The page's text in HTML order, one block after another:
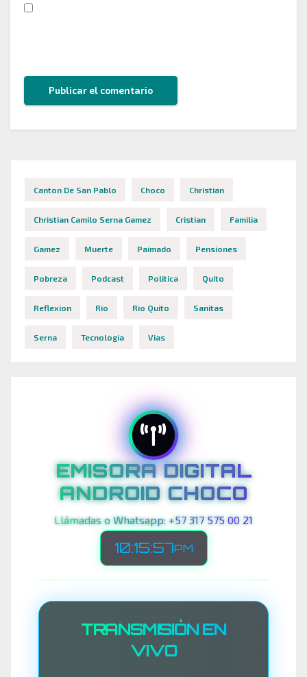
Canton De San Pablo Choco Christian
Christian Camilo Serna Gamez Cristian Familia
Gamez Muerte Paimado Pensiones
Pobreza Podcast Politica Quito
Reflexion Rio Rio Quito Sanitas
Serna Tecnologia Vias
EMISORA DIGITAL
ANDROID CHOCO
Llámadas o Whatsapp: +57 317 575 00 21
10:15:59PM
TRANSMISIÓN EN
VIVO